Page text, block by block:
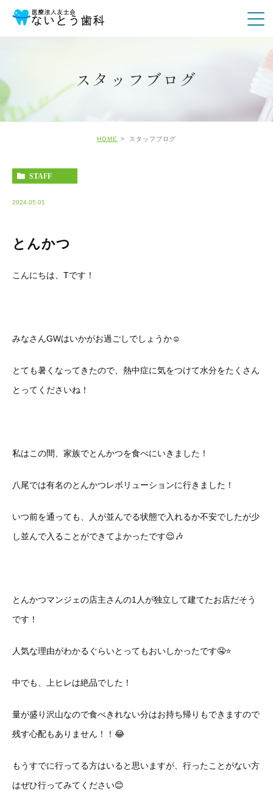
スタッフブログ
HOME スタッフブログ
STAFF
2024.05.01
とんかつ
こんにちは、Tです！
みなさんGWはいかがお過ごしでしょうか☺️
とても暑くなってきたので、熱中症に気をつけて水分をたくさん
とってくださいね！
私はこの間、家族でとんかつを食べにいきました！
八尾では有名のとんかつレボリューションに行きました！
いつ前を通っても、人が並んでる状態で入れるか不安でしたが少
し並んで入ることができてよかったです😌🎶
とんかつマンジェの店主さんの1人が独立して建てたお店だそう
です！
人気な理由がわかるぐらいとってもおいしかったです🤤⭐️
中でも、上ヒレは絶品でした！
量が盛り沢山なので食べきれない分はお持ち帰りもできますので
残す心配もありません！！😂
もうすでに行ってる方はいると思いますが、行ったことがない方
はぜひ行ってみてください😊